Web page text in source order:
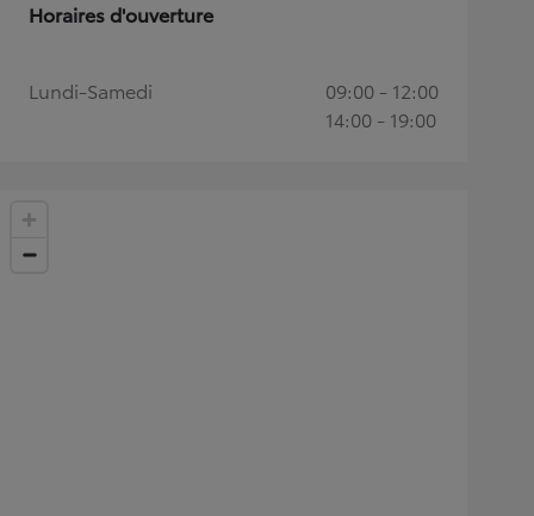
Horaires d'ouverture
Lundi-Samedi
09:00 - 12:00
14:00 - 19:00